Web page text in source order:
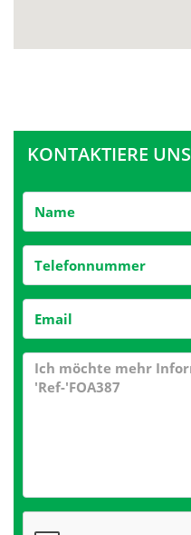
KONTAKTIERE UNS